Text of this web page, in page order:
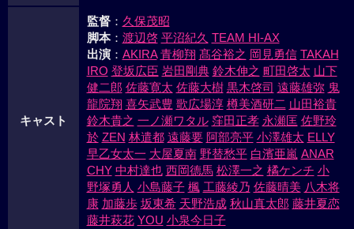
キャスト
監督： 久保茂昭
脚本： 渡辺啓 平沼紀久 TEAM HI-AX
出演： AKIRA 青柳翔 髙谷裕之 岡見勇信 TAKAH
IRO 登坂広臣 岩田剛典 鈴木伸之 町田啓太 山下
健二郎 佐藤寛太 佐藤大樹 黒木啓司 遠藤雄弥 鬼
龍院翔 喜矢武豊 歌広場淳 樽美酒研二 山田裕貴
鈴木貴之 一ノ瀬ワタル 窪田正孝 永瀬匡 佐野玲
於 ZEN 林遣都 遠藤要 阿部亮平 小澤雄太 ELLY
早乙女太一 大屋夏南 野替愁平 白濱亜嵐 ANAR
CHY 中村達也 西岡德馬 松澤一之 橘ケンチ 小
野塚勇人 小島藤子 楓 工藤綾乃 佐藤晴美 八木将
康 加藤歩 坂東希 天野浩成 秋山真太郎 藤井夏恋
藤井萩花 YOU 小泉今日子